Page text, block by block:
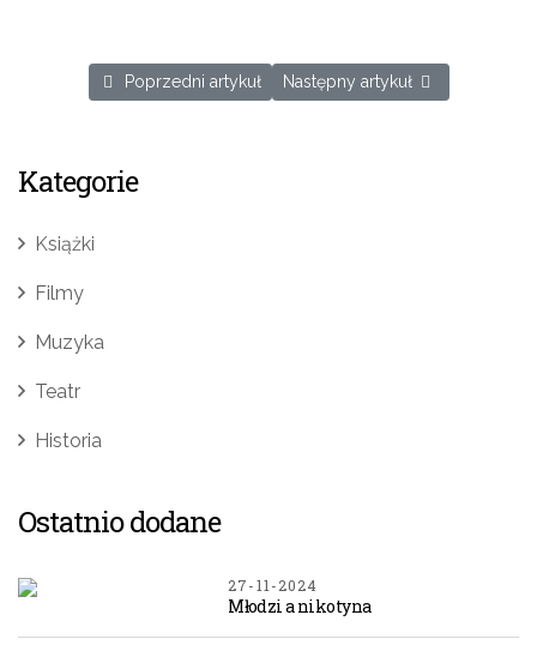
Poprzedni artykuł: AdTempus sprzedawcą książek
Poprzedni artykuł Następny artykuł: Nagroda dla
Następny artykuł
Kategorie
Książki
Filmy
Muzyka
Teatr
Historia
Ostatnio dodane
27-11-2024
Młodzi a nikotyna